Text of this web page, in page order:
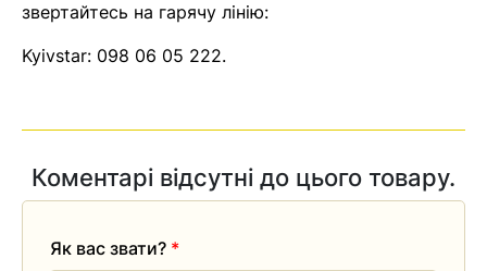
звертайтесь на гарячу лінію:
Kyivstar: 098 06 05 222.
Коментарі відсутні до цього товару.
Як вас звати? *